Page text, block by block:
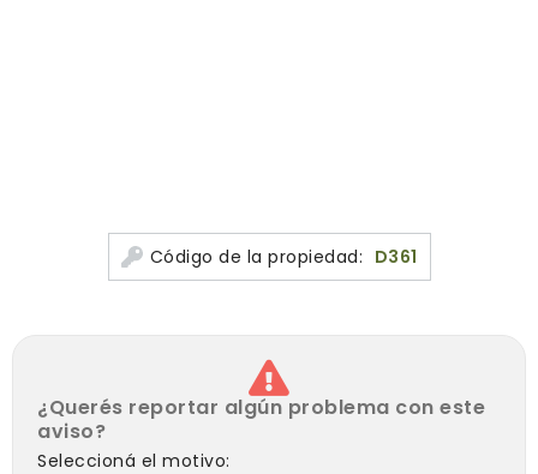
Código de la propiedad: D361
¿Querés reportar algún problema con este
aviso?
Seleccioná el motivo: